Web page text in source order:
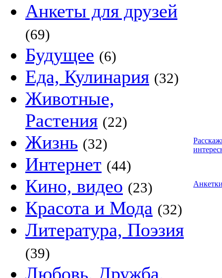
Анкеты для друзей
(69)
Будущее (6)
Еда, Кулинария (32)
Животные,
Растения (22)
Жизнь (32)
Интернет (44)
Кино, видео (23)
Красота и Мода (32)
Литература, Поэзия
(39)
Любовь, Дружба,